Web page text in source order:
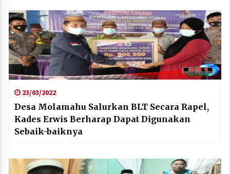
23/03/2022
Desa Molamahu Salurkan BLT Secara Rapel,
Kades Erwis Berharap Dapat Digunakan
Sebaik-baiknya